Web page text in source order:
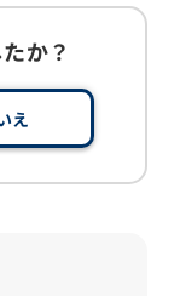
か？
え